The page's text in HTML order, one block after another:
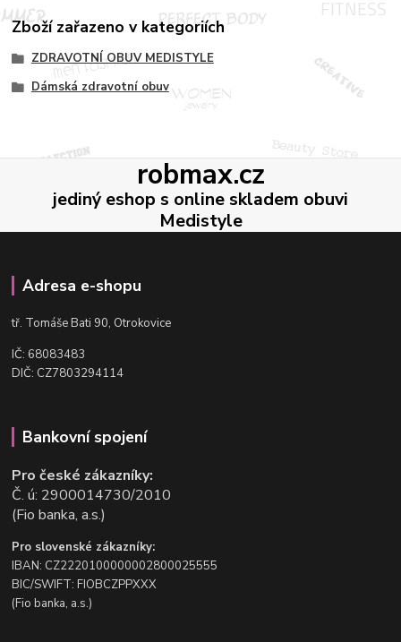
Zboží zařazeno v kategoriích
ZDRAVOTNÍ OBUV MEDISTYLE
Dámská zdravotní obuv
robmax.cz
jediný eshop s online skladem obuvi
Medistyle
Adresa e-shopu
tř. Tomáše Bati 90, Otrokovice
IČ: 68083483
DIČ: CZ7803294114
Bankovní spojení
Pro české zákazníky:
Č. ú: 2900014730/2010
(Fio banka, a.s.)
Pro slovenské zákazníky:
IBAN: CZ2220100000002800025555
BIC/SWIFT: FIOBCZPPXXX
(Fio banka, a.s.)